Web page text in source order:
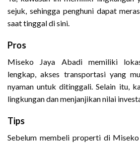
sejuk, sehingga penghuni dapat
saat tinggal di sini.
Pros
Miseko Jaya Abadi memiliki
lengkap, akses transportasi yang
nyaman untuk ditinggali. Selain itu,
lingkungan dan menjanjikan nilai
Tips
Sebelum membeli properti di